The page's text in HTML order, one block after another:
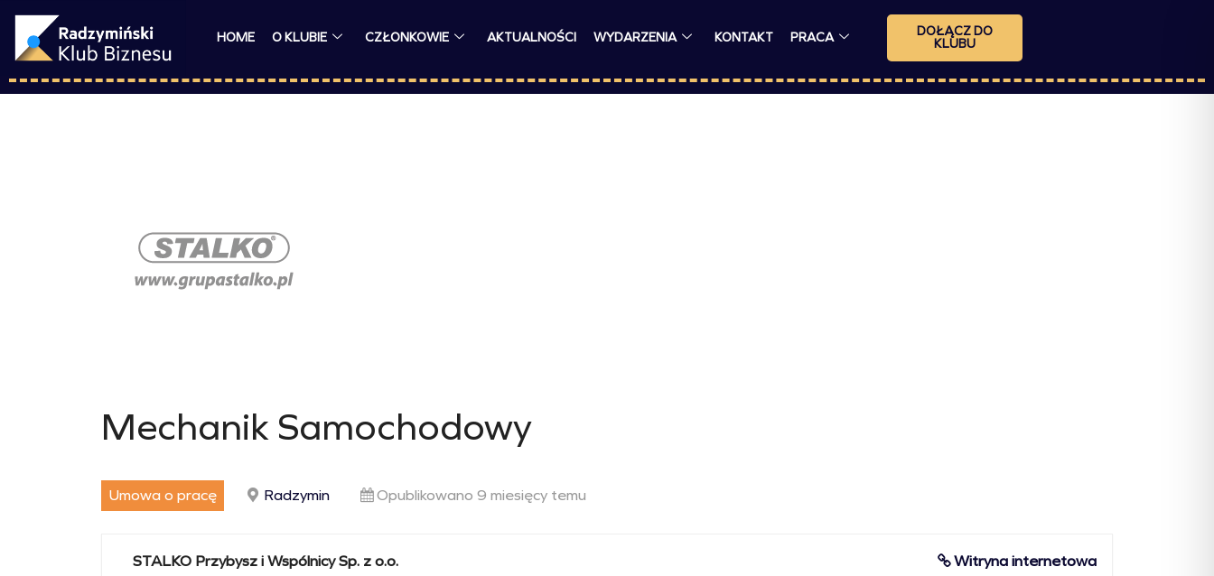
HOME O KLUBIE CZŁONKOWIE AKTUALNOŚCI WYDARZENIA KONTAKT PRACA
DOŁĄCZ DO
KLUBU
Mechanik Samochodowy
Umowa o pracę Radzymin Opublikowano 9 miesięcy temu
Witryna internetowa
STALKO Przybysz i Wspólnicy Sp. z o.o.